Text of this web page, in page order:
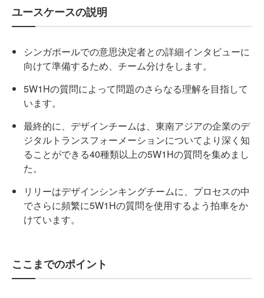
ユースケースの説明
シンガポールでの意思決定者との詳細インタビューに
向けて準備するため、チーム分けをします。
5W1Hの質問によって問題のさらなる理解を目指して
います。
最終的に、デザインチームは、東南アジアの企業のデ
ジタルトランスフォーメーションについてより深く知
ることができる40種類以上の5W1Hの質問を集めまし
た。
リリーはデザインシンキングチームに、プロセスの中
でさらに頻繁に5W1Hの質問を使用するよう拍車をか
けています。
ここまでのポイント